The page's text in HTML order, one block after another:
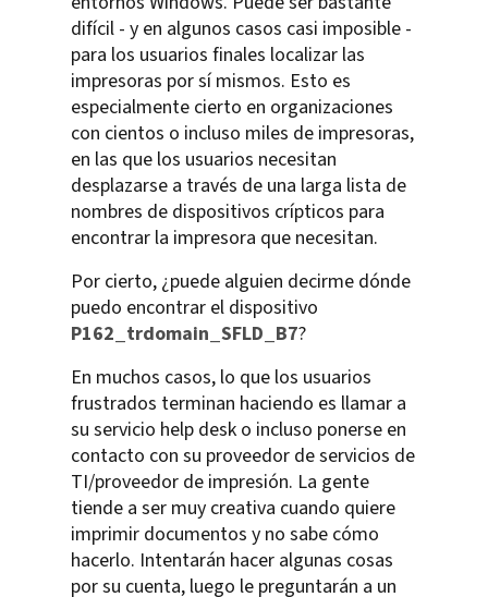
difícil - y en algunos casos casi imposible -
para los usuarios finales localizar las
impresoras por sí mismos. Esto es
especialmente cierto en organizaciones
con cientos o incluso miles de impresoras,
en las que los usuarios necesitan
desplazarse a través de una larga lista de
nombres de dispositivos crípticos para
encontrar la impresora que necesitan.
Por cierto, ¿puede alguien decirme dónde
puedo encontrar el dispositivo
P162_trdomain_SFLD_B7?
En muchos casos, lo que los usuarios
frustrados terminan haciendo es llamar a
su servicio help desk o incluso ponerse en
contacto con su proveedor de servicios de
TI/proveedor de impresión. La gente
tiende a ser muy creativa cuando quiere
imprimir documentos y no sabe cómo
hacerlo. Intentarán hacer algunas cosas
por su cuenta, luego le preguntarán a un